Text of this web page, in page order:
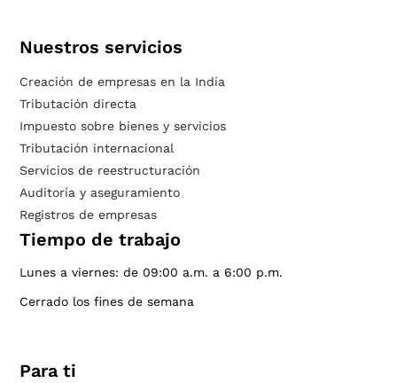
Nuestros servicios
Creación de empresas en la India
Tributación directa
Impuesto sobre bienes y servicios
Tributación internacional
Servicios de reestructuración
Auditoría y aseguramiento
Registros de empresas
Tiempo de trabajo
Lunes a viernes: de 09:00 a.m. a 6:00 p.m.
Cerrado los fines de semana
Para ti